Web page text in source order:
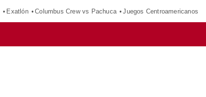
Exatlón Columbus Crew vs Pachuca Juegos Centroamericanos